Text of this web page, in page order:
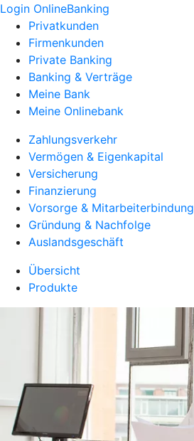
Login OnlineBanking
Privatkunden
Firmenkunden
Private Banking
Banking & Verträge
Meine Bank
Meine Onlinebank
Zahlungsverkehr
Vermögen & Eigenkapital
Versicherung
Finanzierung
Vorsorge & Mitarbeiterbindung
Gründung & Nachfolge
Auslandsgeschäft
Übersicht
Produkte